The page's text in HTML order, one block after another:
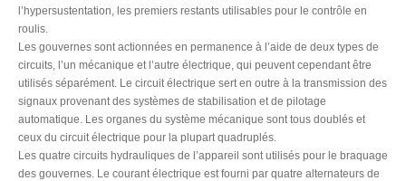
l’hypersustentation, les premiers restants utilisables pour le contrôle en
roulis.
Les gouvernes sont actionnées en permanence à l’aide de deux types de
circuits, l’un mécanique et l’autre électrique, qui peuvent cependant être
utilisés séparément. Le circuit électrique sert en outre à la transmission des
signaux provenant des systèmes de stabilisation et de pilotage
automatique. Les organes du système mécanique sont tous doublés et
ceux du circuit électrique pour la plupart quadruplés.
Les quatre circuits hydrauliques de l’appareil sont utilisés pour le braquage
des gouvernes. Le courant électrique est fourni par quatre alternateurs de